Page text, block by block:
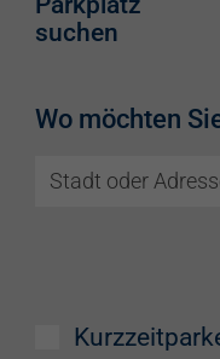
suchen
Wo möchten